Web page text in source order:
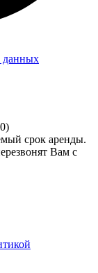
данных
срок аренды.
Вам с